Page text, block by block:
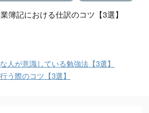
簿記における仕訳のコツ【3選】
人が意識している勉強法【3選】
う際のコツ【3選】